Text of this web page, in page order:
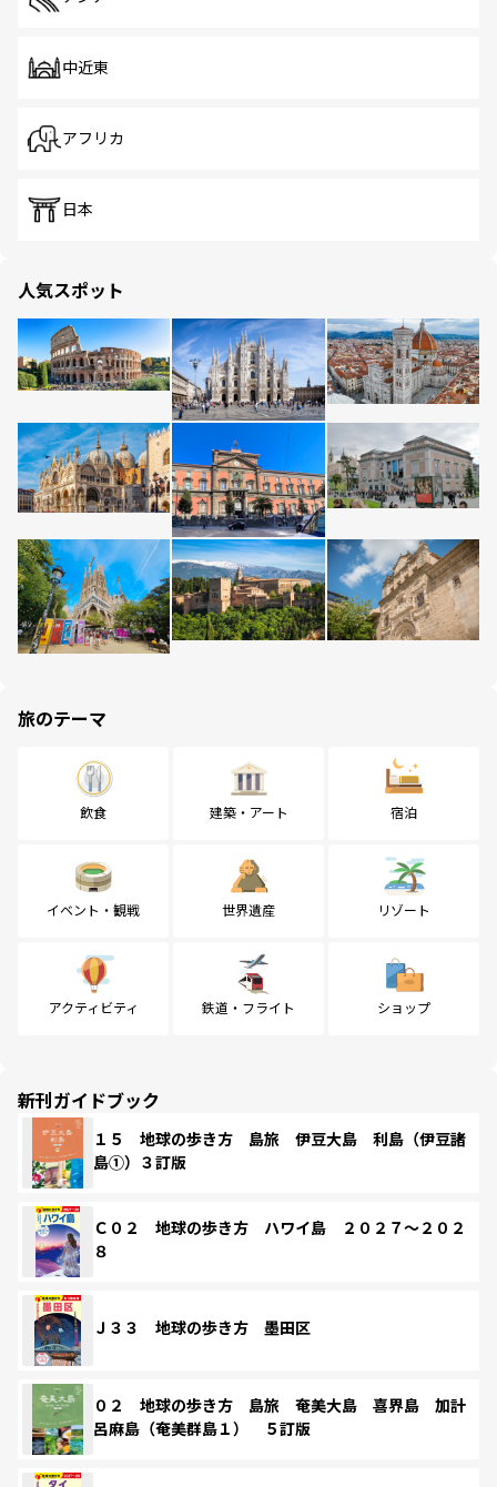
中近東
アフリカ
日本
人気スポット
旅のテーマ
飲食 建築・アート 宿泊
イベント・観戦 世界遺産 リゾート
アクティビティ 鉄道・フライト ショップ
新刊ガイドブック
１５ 地球の歩き方 島旅 伊豆大島 利島（伊豆諸
島①）３訂版
Ｃ０２ 地球の歩き方 ハワイ島 ２０２７～２０２
８
Ｊ３３ 地球の歩き方 墨田区
０２ 地球の歩き方 島旅 奄美大島 喜界島 加計
呂麻島（奄美群島１） ５訂版